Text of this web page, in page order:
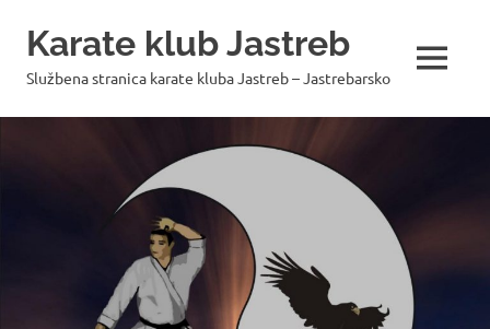
Karate klub Jastreb
Službena stranica karate kluba Jastreb – Jastrebarsko MENU